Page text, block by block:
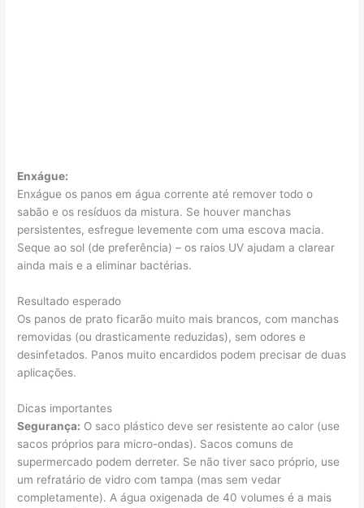
Enxágue:
Enxágue os panos em água corrente até remover todo o
sabão e os resíduos da mistura. Se houver manchas
persistentes, esfregue levemente com uma escova macia.
Seque ao sol (de preferência) – os raios UV ajudam a clarear
ainda mais e a eliminar bactérias.
Resultado esperado
Os panos de prato ficarão muito mais brancos, com manchas
removidas (ou drasticamente reduzidas), sem odores e
desinfetados. Panos muito encardidos podem precisar de duas
aplicações.
Dicas importantes
Segurança: O saco plástico deve ser resistente ao calor (use
sacos próprios para micro-ondas). Sacos comuns de
supermercado podem derreter. Se não tiver saco próprio, use
um refratário de vidro com tampa (mas sem vedar
completamente). A água oxigenada de 40 volumes é a mais